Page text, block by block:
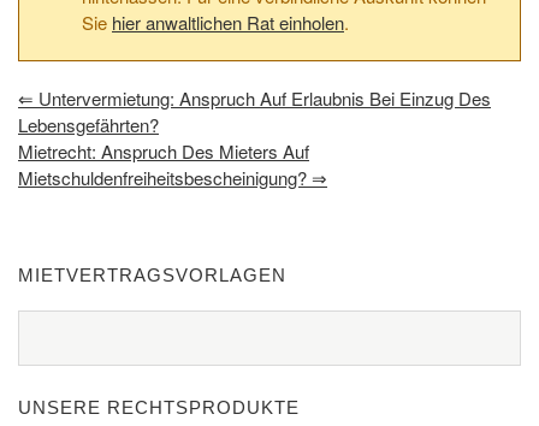
Sie hier anwaltlichen Rat einholen.
⇐ Untervermietung: Anspruch Auf Erlaubnis Bei Einzug Des
Lebensgefährten?
Mietrecht: Anspruch Des Mieters Auf
Mietschuldenfreiheitsbescheinigung?⇒
MIETVERTRAGSVORLAGEN
UNSERE RECHTSPRODUKTE